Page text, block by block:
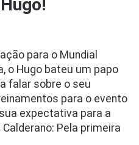
para o Mundial
o Hugo bateu um papo
falar sobre o seu
para o evento
expectativa para a
Pela primeira